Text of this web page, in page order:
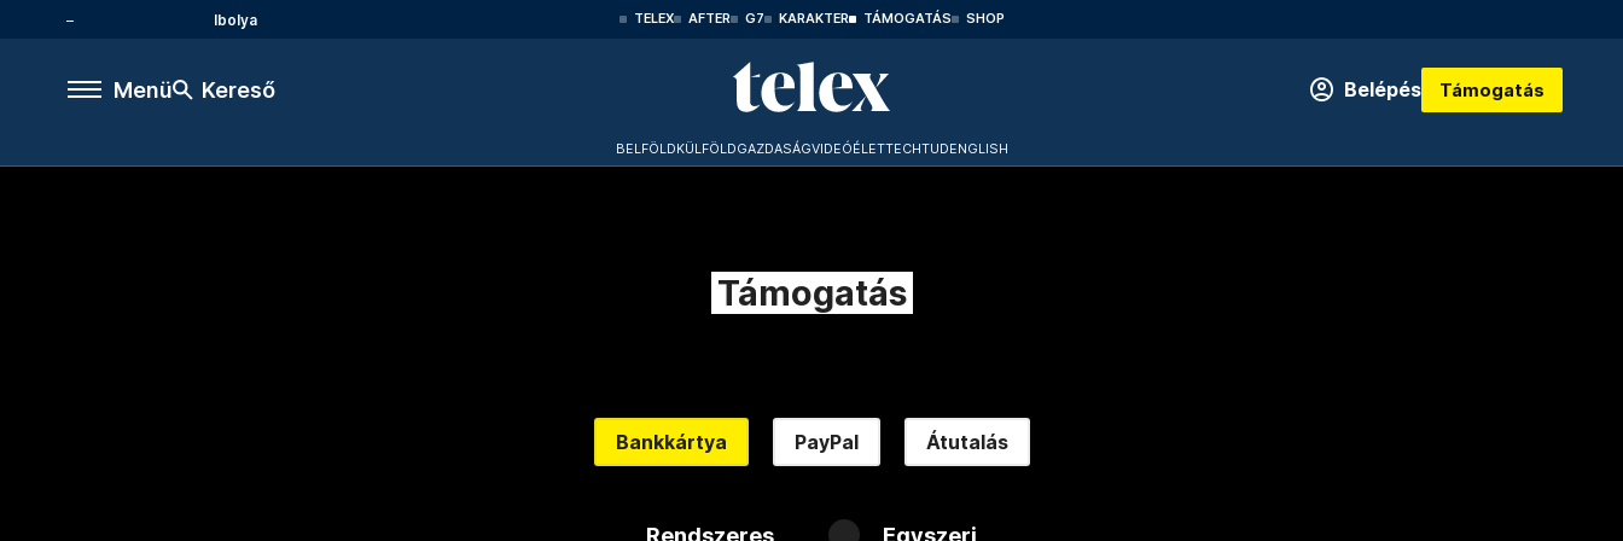
Ibolya TELEX AFTER G7 KARAKTER TÁMOGATÁS SHOP
Menü Kereső Belépés Támogatás
BELFÖLDKÜLFÖLDGAZDASÁGVIDEÓÉLETTECHTUDENGLISH
Támogatás
Bankkártya PayPal Átutalás
Rendszeres Egyszeri